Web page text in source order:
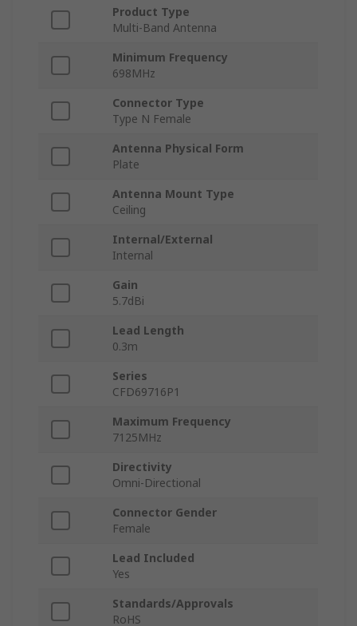
Product Type
Multi-Band Antenna
Minimum Frequency
698MHz
Connector Type
Type N Female
Antenna Physical Form
Plate
Antenna Mount Type
Ceiling
Internal/External
Internal
Gain
5.7dBi
Lead Length
0.3m
Series
CFD69716P1
Maximum Frequency
7125MHz
Directivity
Omni-Directional
Connector Gender
Female
Lead Included
Yes
Standards/Approvals
RoHS